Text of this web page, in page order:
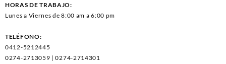
HORAS DE TRABAJO:
Lunes a Viernes de 8:00 am a 6:00 pm
TELÉFONO:
0412-5212445
0274-2713059 | 0274-2714301